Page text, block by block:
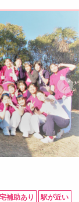
補助あり 駅が近い